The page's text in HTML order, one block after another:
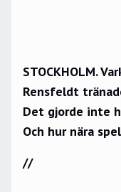
STOCKHOLM.
Rensfeldt
Det gjorde inte
Och hur nära
//